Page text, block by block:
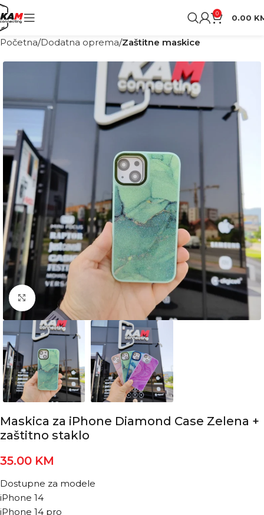
0 0.00
Početna Dodatna oprema Zaštitne maskice
Kliknite za povećanje
Maskica za iPhone Diamond Case Zelena +
zaštitno staklo
35.00 KM
Dostupne za modele
iPhone 14
iPhone 14 pro